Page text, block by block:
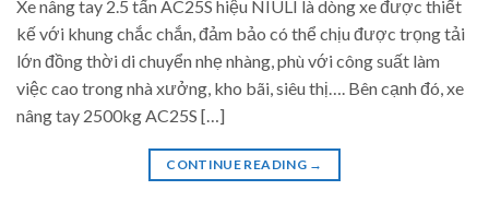
Xe nâng tay 2.5 tấn AC25S hiệu NIULI là dòng xe được thiết
kế với khung chắc chắn, đảm bảo có thể chịu được trọng tải
lớn đồng thời di chuyển nhẹ nhàng, phù với công suất làm
việc cao trong nhà xưởng, kho bãi, siêu thị…. Bên cạnh đó, xe
nâng tay 2500kg AC25S […]
CONTINUE READING →